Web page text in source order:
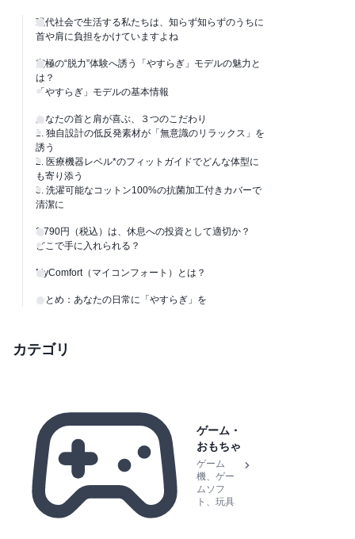
現代社会で生活する私たちは、知らず知らずのうちに
首や肩に負担をかけていますよね
究極の“脱力”体験へ誘う「やすらぎ」モデルの魅力と
は？
「やすらぎ」モデルの基本情報
あなたの首と肩が喜ぶ、３つのこだわり
1. 独自設計の低反発素材が「無意識のリラックス」を
誘う
2. 医療機器レベル*のフィットガイドでどんな体型に
も寄り添う
3. 洗濯可能なコットン100%の抗菌加工付きカバーで
清潔に
3,790円（税込）は、休息への投資として適切か？
どこで手に入れられる？
MyComfort（マイコンフォート）とは？
まとめ：あなたの日常に「やすらぎ」を
カテゴリ
ゲーム・
おもちゃ
ゲーム
機、ゲー
ムソフ
ト、玩具